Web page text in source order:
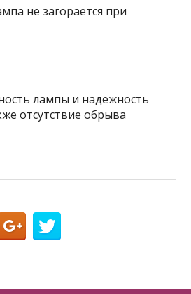
не загорается при
лампы и надежность
отсутствие обрыва